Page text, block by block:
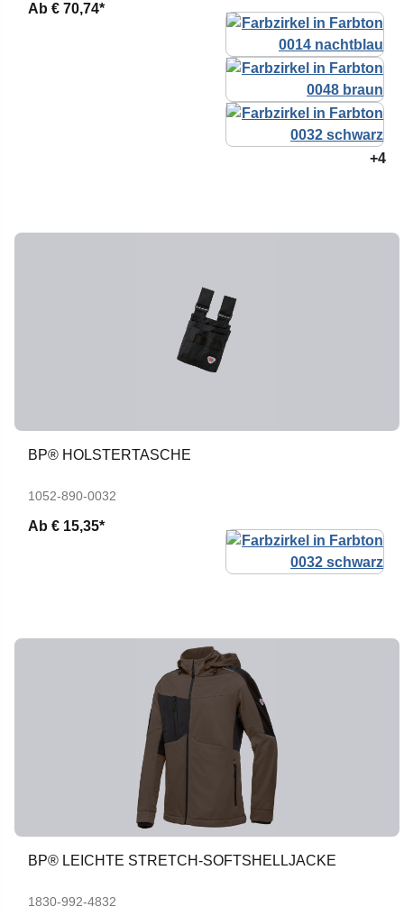
Ab € 70,74*
+4
BP® HOLSTERTASCHE
1052-890-0032
Ab € 15,35*
BP® LEICHTE STRETCH-SOFTSHELLJACKE
1830-992-4832